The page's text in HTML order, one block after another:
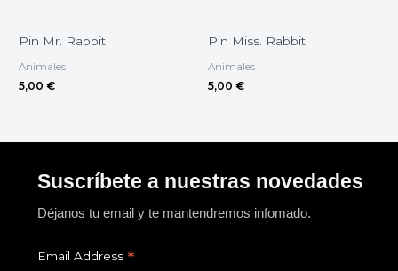
Pin Mr. Rabbit
Animales
5,00 €
Pin Miss. Rabbit
Animales
5,00 €
Suscríbete a nuestras novedades
Déjanos tu email y te mantendremos infomado.
Email Address *